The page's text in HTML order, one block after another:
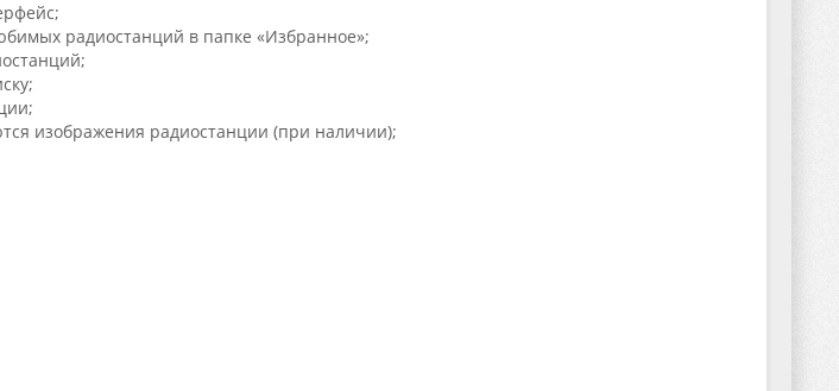
радиостанций в папке «Избранное»;
изображения радиостанции (при наличии);